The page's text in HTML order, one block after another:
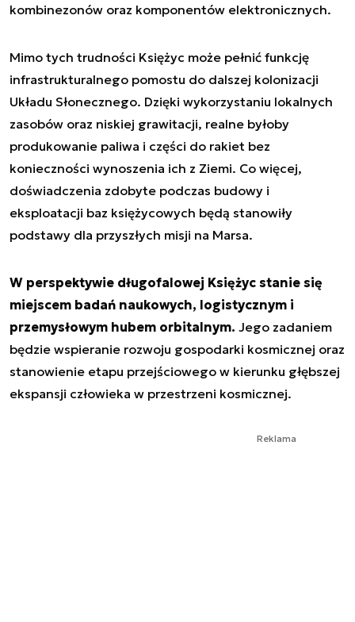
kombinezonów oraz komponentów elektronicznych.
Mimo tych trudności Księżyc może pełnić funkcję
infrastrukturalnego pomostu do dalszej kolonizacji
Układu Słonecznego. Dzięki wykorzystaniu lokalnych
zasobów oraz niskiej grawitacji, realne byłoby
produkowanie paliwa i części do rakiet bez
konieczności wynoszenia ich z Ziemi. Co więcej,
doświadczenia zdobyte podczas budowy i
eksploatacji baz księżycowych będą stanowiły
podstawy dla przyszłych misji na Marsa.
W perspektywie długofalowej Księżyc stanie się
miejscem badań naukowych, logistycznym i
przemysłowym hubem orbitalnym. Jego zadaniem
będzie wspieranie rozwoju gospodarki kosmicznej oraz
stanowienie etapu przejściowego w kierunku głębszej
ekspansji człowieka w przestrzeni kosmicznej.
Reklama